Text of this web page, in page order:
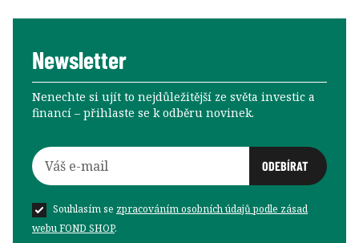
Newsletter
Nenechte si ujít to nejdůležitější ze světa investic a
financí –⁠⁠⁠⁠⁠⁠ přihlaste se k odběru novinek.
Souhlasím se zpracováním osobních údajů podle zásad
webu FOND SHOP.